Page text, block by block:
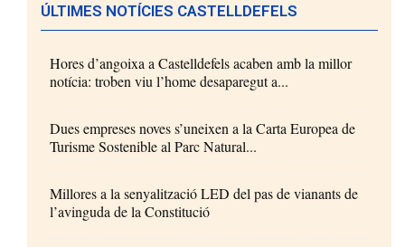
ÚLTIMES NOTÍCIES CASTELLDEFELS
Hores d’angoixa a Castelldefels acaben amb la millor
notícia: troben viu l’home desaparegut a...
Dues empreses noves s’uneixen a la Carta Europea de
Turisme Sostenible al Parc Natural...
Millores a la senyalització LED del pas de vianants de
l’avinguda de la Constitució